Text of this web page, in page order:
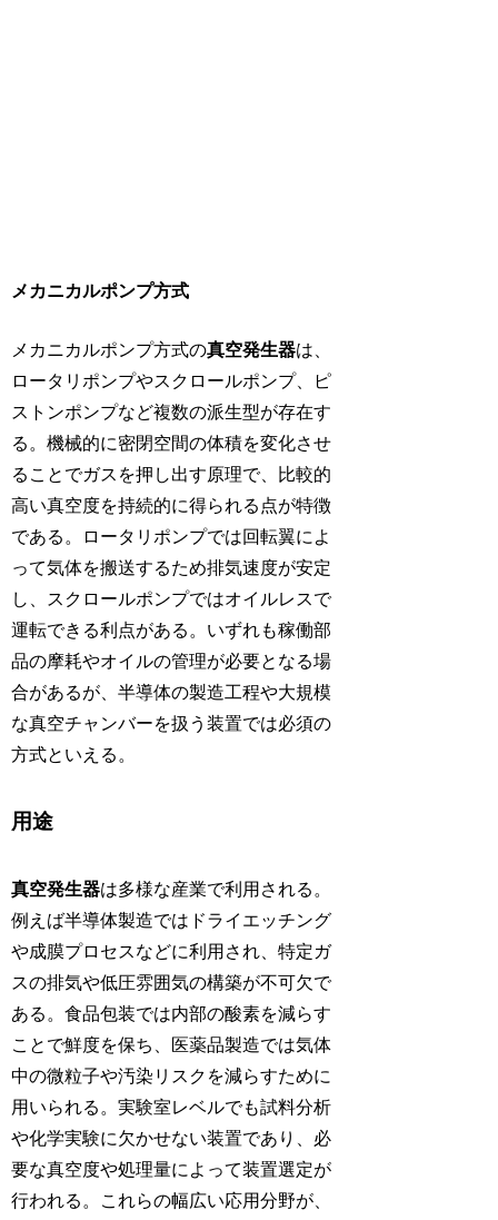
メカニカルポンプ方式
メカニカルポンプ方式の真空発生器は、
ロータリポンプやスクロールポンプ、ピ
ストンポンプなど複数の派生型が存在す
る。機械的に密閉空間の体積を変化させ
ることでガスを押し出す原理で、比較的
高い真空度を持続的に得られる点が特徴
である。ロータリポンプでは回転翼によ
って気体を搬送するため排気速度が安定
し、スクロールポンプではオイルレスで
運転できる利点がある。いずれも稼働部
品の摩耗やオイルの管理が必要となる場
合があるが、半導体の製造工程や大規模
な真空チャンバーを扱う装置では必須の
方式といえる。
用途
真空発生器は多様な産業で利用される。
例えば半導体製造ではドライエッチング
や成膜プロセスなどに利用され、特定ガ
スの排気や低圧雰囲気の構築が不可欠で
ある。食品包装では内部の酸素を減らす
ことで鮮度を保ち、医薬品製造では気体
中の微粒子や汚染リスクを減らすために
用いられる。実験室レベルでも試料分析
や化学実験に欠かせない装置であり、必
要な真空度や処理量によって装置選定が
行われる。これらの幅広い応用分野が、